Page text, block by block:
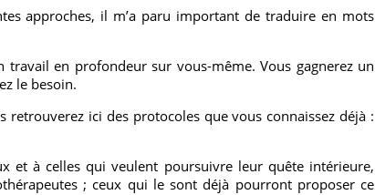
approches, il m’a paru important de traduire en mots
en profondeur sur vous-même. Vous gagnerez un
le besoin.
ici des protocoles que vous connaissez déjà :
et à celles qui veulent poursuivre leur quête intérieure,
; ceux qui le sont déjà pourront proposer ce